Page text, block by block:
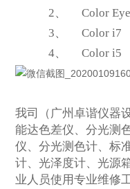
2、
Color
3、
Color i7
4、
Color i5
我司（广州卓谐仪器
能达色差仪、分光测
仪、分光测色计、标
计、光泽度计、光源
业人员使用专业维修